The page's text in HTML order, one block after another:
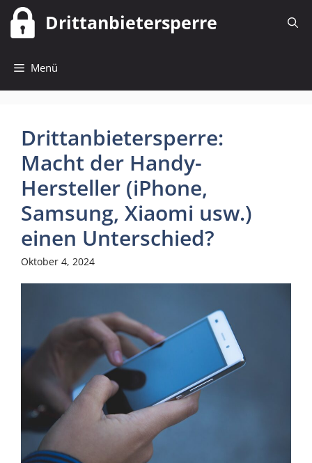
Zum
Inhalt
springen
Drittanbietersperre
Menü
Drittanbietersperre:
Macht der Handy-
Hersteller (iPhone,
Samsung, Xiaomi usw.)
einen Unterschied?
Oktober 4, 2024